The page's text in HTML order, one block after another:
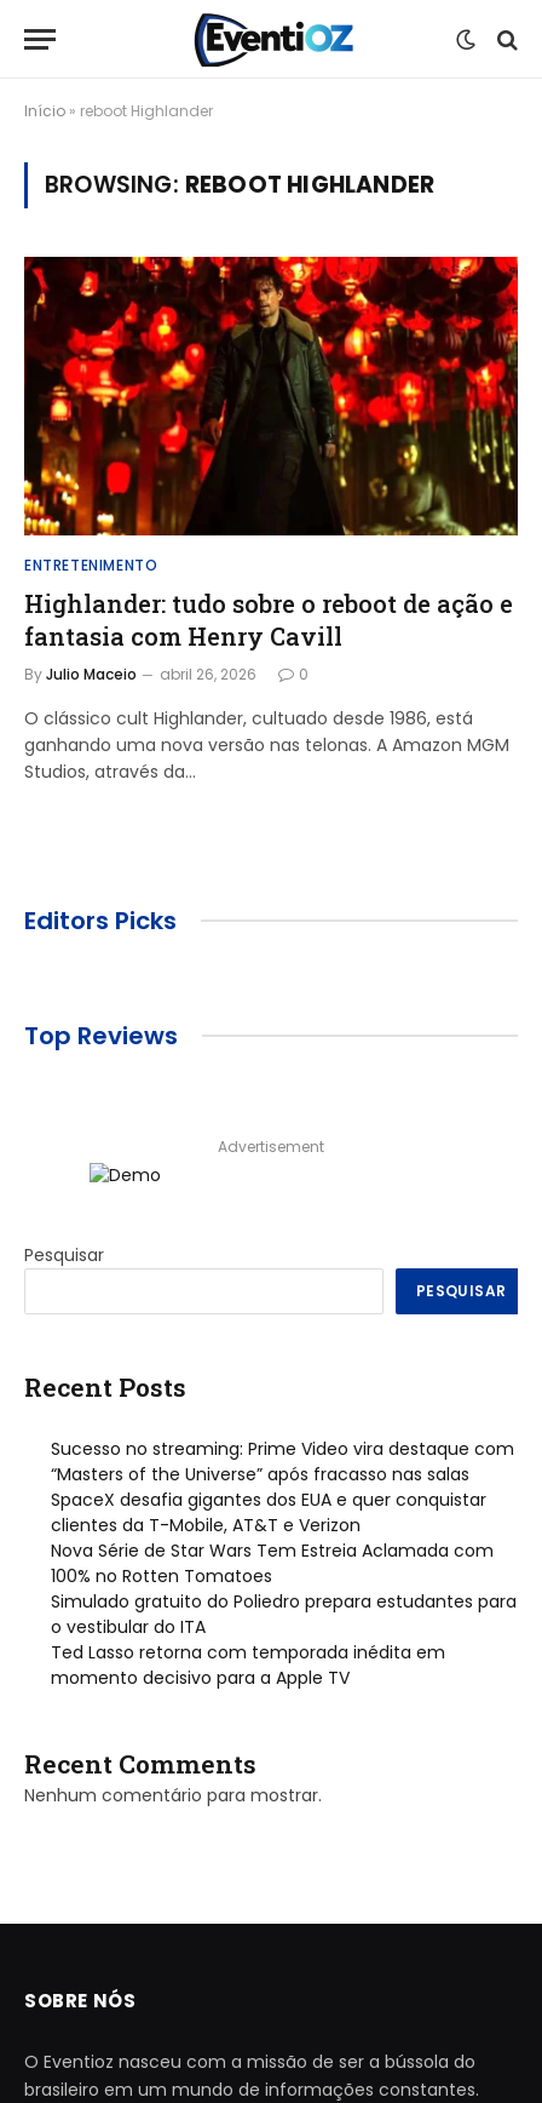
Início » reboot Highlander
BROWSING: REBOOT HIGHLANDER
ENTRETENIMENTO
Highlander: tudo sobre o reboot de ação e
fantasia com Henry Cavill
ByJulio Maceio abril 26, 2026 0
O clássico cult Highlander, cultuado desde 1986, está
ganhando uma nova versão nas telonas. A Amazon MGM
Studios, através da…
Editors Picks
Top Reviews
Advertisement
Pesquisar
PESQUISAR
Recent Posts
Sucesso no streaming: Prime Video vira destaque com
“Masters of the Universe” após fracasso nas salas
SpaceX desafia gigantes dos EUA e quer conquistar
clientes da T-Mobile, AT&T e Verizon
Nova Série de Star Wars Tem Estreia Aclamada com
100% no Rotten Tomatoes
Simulado gratuito do Poliedro prepara estudantes para
o vestibular do ITA
Ted Lasso retorna com temporada inédita em
momento decisivo para a Apple TV
Recent Comments
Nenhum comentário para mostrar.
SOBRE NÓS
O Eventioz nasceu com a missão de ser a bússola do
brasileiro em um mundo de informações constantes.